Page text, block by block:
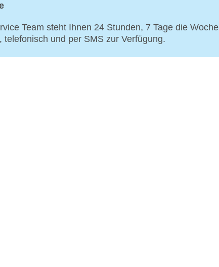
Team steht Ihnen 24 Stunden, 7 Tage die Woche
und per SMS zur Verfügung.